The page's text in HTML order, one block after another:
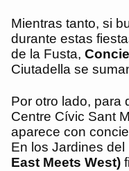
Mientras tanto, si
durante estas
de la Fusta,
Ciutadella se
Por otro lado, para
Centre Cívic Sant
aparece con
En los Jardines del
East Meets West)